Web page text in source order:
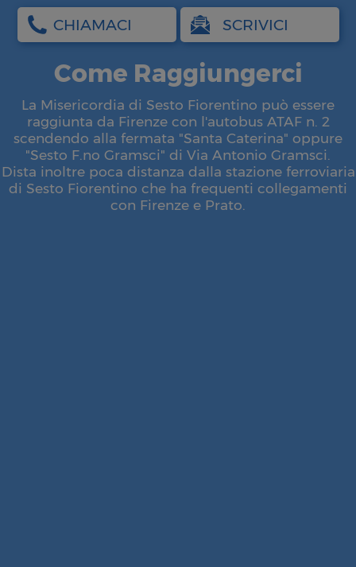
CHIAMACI SCRIVICI
Come Raggiungerci
La Misericordia di Sesto Fiorentino può essere
raggiunta da Firenze con l'autobus ATAF n. 2
scendendo alla fermata "Santa Caterina" oppure
"Sesto F.no Gramsci" di Via Antonio Gramsci.
Dista inoltre poca distanza dalla stazione ferroviaria
di Sesto Fiorentino che ha frequenti collegamenti
con Firenze e Prato.